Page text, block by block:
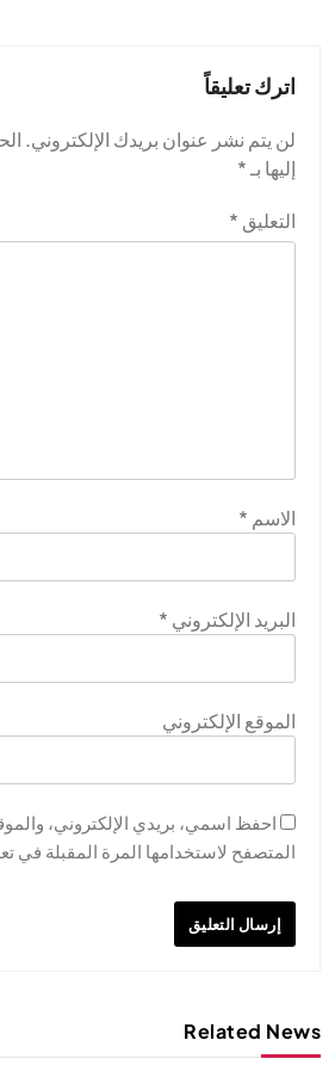
اترك تعليقاً
لن يتم نشر عنوان بريدك الإلكتروني.
إليها بـ*
التعليق *
الاسم *
البريد الإلكتروني *
الموقع الإلكتروني
احفظ اسمي، بريدي الإلكتروني،
المتصفح لاستخدامها المرة المقبلة في
Related News